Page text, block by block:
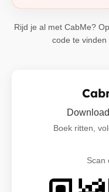
Rijd je al met CabMe?
code te vinden
Boek ritten,
Scan